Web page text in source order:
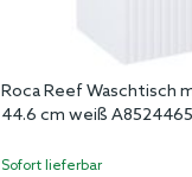
Roca Reef Waschtisch
44.6 cm weiß
Sofort lieferbar